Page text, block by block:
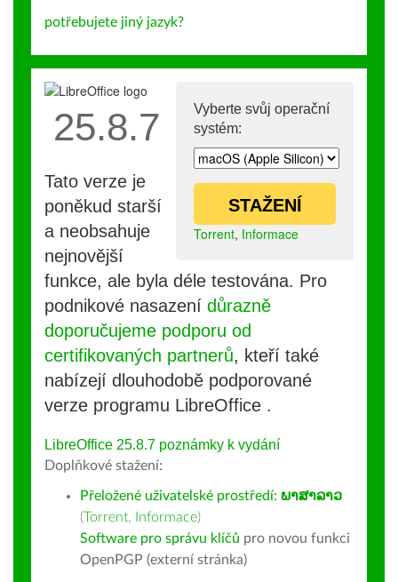
potřebujete jiný jazyk?
Vyberte svůj operační
systém:
STAŽENÍ
Torrent, Informace
25.8.7
Tato verze je
poněkud starší
a neobsahuje
nejnovější
funkce, ale byla déle testována. Pro
podnikové nasazení důrazně
doporučujeme podporu od
certifikovaných partnerů, kteří také
nabízejí dlouhodobě podporované
verze programu LibreOffice .
LibreOffice 25.8.7 poznámky k vydání
Doplňkové stažení:
Přeložené uživatelské prostředí: ພາສາລາວ
(Torrent, Informace)
Software pro správu klíčů pro novou funkci
OpenPGP (externí stránka)